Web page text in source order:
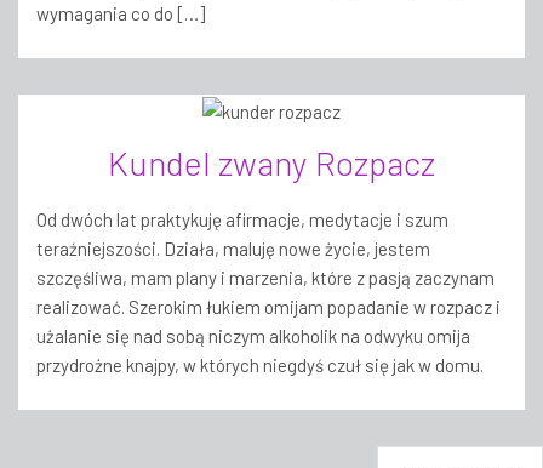
wymagania co do […]
Kundel zwany Rozpacz
Od dwóch lat praktykuję afirmacje, medytacje i szum
teraźniejszości. Działa, maluję nowe życie, jestem
szczęśliwa, mam plany i marzenia, które z pasją zaczynam
realizować. Szerokim łukiem omijam popadanie w rozpacz i
użalanie się nad sobą niczym alkoholik na odwyku omija
przydrożne knajpy, w których niegdyś czuł się jak w domu.